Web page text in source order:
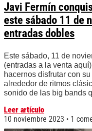
Javi Fermín
este sábado 11 de
entradas dobles
Este sábado, 11 de
(entradas a la venta
hacernos disfrutar con
alrededor de ritmos
sonido de las big bands
Leer artículo
10 noviembre 2023
1